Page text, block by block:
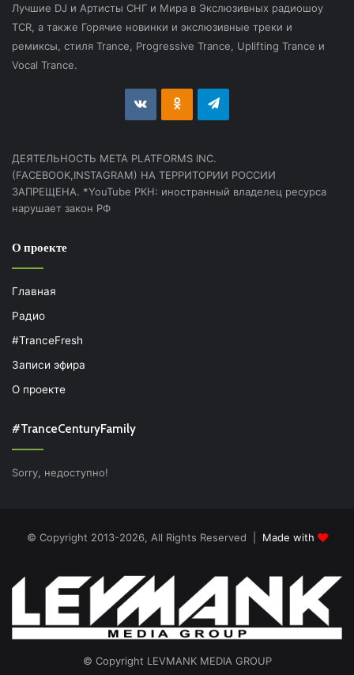
Лучшие DJ и Артисты СНГ и Мира в Экслюзивных радиошоу
TCR, а также Горячие новинки и экслюзивные треки и
ремиксы, стиля Trance, Progressive Trance, Uplifting Trance и
Vocal Trance.
vk.com Odnoklassniki
Telegram
ДЕЯТЕЛЬНОСТЬ МЕТА PLATFORMS INC.
(FACEBOOK,INSTAGRAM) НА ТЕРРИТОРИИ РОССИИ
ЗАПРЕЩЕНА. *YouTube РКН: иностранный владелец ресурса
нарушает закон РФ
О проекте
Главная
Радио
#TranceFresh
Записи эфира
О проекте
#TranceCenturyFamily
Sorry, недоступно!
© Copyright 2013-2026, All Rights Reserved | Made with
© Copyright LEVMANK MEDIA GROUP